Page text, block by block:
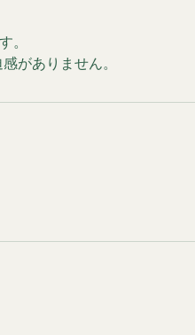
。
がありません。